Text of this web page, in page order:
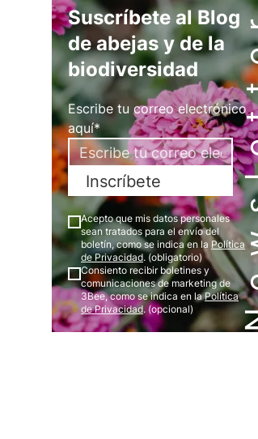
Suscríbete al Blog
de abejas y de la
biodiversidad
Escribe tu correo electrónico
aquí*
Inscríbete
Acepto que mis datos personales
sean tratados para el envío del
boletín, como se indica en la Política
de Privacidad. (obligatorio)
Consiento recibir boletines y
comunicaciones de marketing de
3Bee, como se indica en laPolítica
de Privacidad. (opcional)